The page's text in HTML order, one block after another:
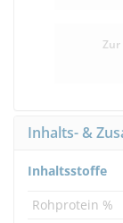
Zur
Inhalts- &
Inhaltsstoffe
Rohprotein %